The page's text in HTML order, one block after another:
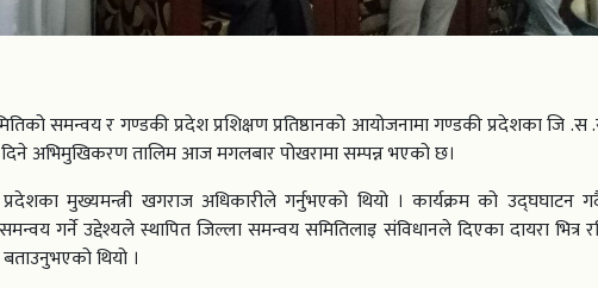
समन्वय र गण्डकी प्रदेश प्रशिक्षण प्रतिष्ठानको आयोजनामा गण्डकी प्रदेशका जि .स
अभिमुखिकरण तालिम आज मगलबार पोखरामा सम्पन्न भएको छ।
मुख्यमन्त्री खगराज अधिकारीले गर्नुभएको थियो । कार्यक्रम को उद्घघाटन
गर्ने उद्देश्यले स्थापित जिल्ला समन्वय समितिलाइ संविधानले दिएका दायरा भित्र
थियो ।